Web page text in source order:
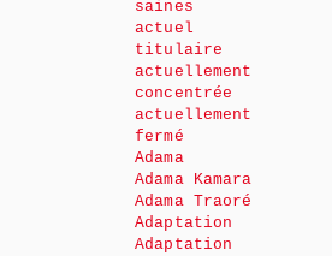
saines
actuel
titulaire
actuellement
concentrée
actuellement
fermé
Adama
Adama Kamara
Adama Traoré
Adaptation
Adaptation